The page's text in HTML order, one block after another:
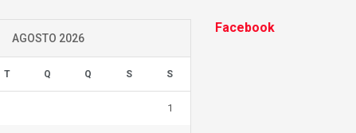
AGOSTO 2026
T Q Q S S
1
Facebook